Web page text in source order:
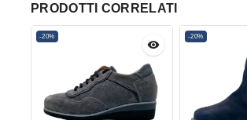
PRODOTTI CORRELATI
-20% -20%